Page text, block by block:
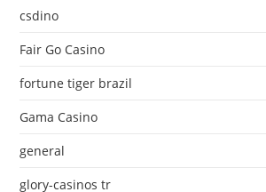
csdino
Fair Go Casino
fortune tiger brazil
Gama Casino
general
glory-casinos tr